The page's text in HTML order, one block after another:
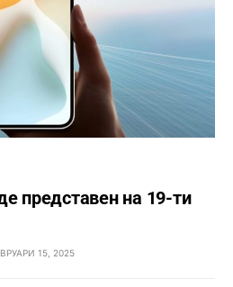
представен на 19-ти
15, 2025